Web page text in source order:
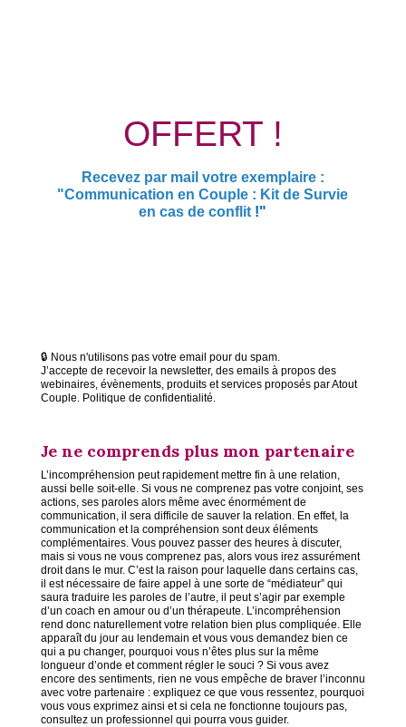
OFFERT !
Recevez par mail votre exemplaire :
"Communication en Couple : Kit de Survie
en cas de conflit !"
🔒 Nous n'utilisons pas votre email pour du spam.
J’accepte de recevoir la newsletter, des emails à propos des
webinaires, évènements, produits et services proposés par Atout
Couple. Politique de confidentialité.
Je ne comprends plus mon partenaire
L’incompréhension peut rapidement mettre fin à une relation,
aussi belle soit-elle. Si vous ne comprenez pas votre conjoint, ses
actions, ses paroles alors même avec énormément de
communication, il sera difficile de sauver la relation. En effet, la
communication et la compréhension sont deux éléments
complémentaires. Vous pouvez passer des heures à discuter,
mais si vous ne vous comprenez pas, alors vous irez assurément
droit dans le mur. C’est la raison pour laquelle dans certains cas,
il est nécessaire de faire appel à une sorte de “médiateur” qui
saura traduire les paroles de l’autre, il peut s’agir par exemple
d’un coach en amour ou d’un thérapeute. L’incompréhension
rend donc naturellement votre relation bien plus compliquée. Elle
apparaît du jour au lendemain et vous vous demandez bien ce
qui a pu changer, pourquoi vous n’êtes plus sur la même
longueur d’onde et comment régler le souci ? Si vous avez
encore des sentiments, rien ne vous empêche de braver l’inconnu
avec votre partenaire : expliquez ce que vous ressentez, pourquoi
vous vous exprimez ainsi et si cela ne fonctionne toujours pas,
consultez un professionnel qui pourra vous guider.